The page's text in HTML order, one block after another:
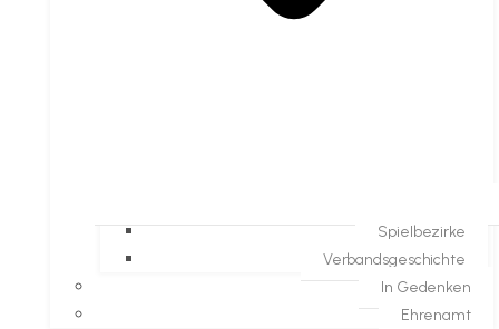
Spielbezirke
Verbandsgeschichte
In Gedenken
Ehrenamt